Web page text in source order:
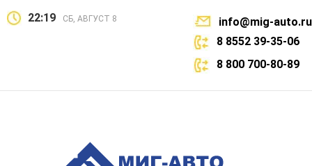
22:19 СБ, АВГУСТ 8
info@mig-auto.ru
8 8552 39-35-06
8 800 700-80-89